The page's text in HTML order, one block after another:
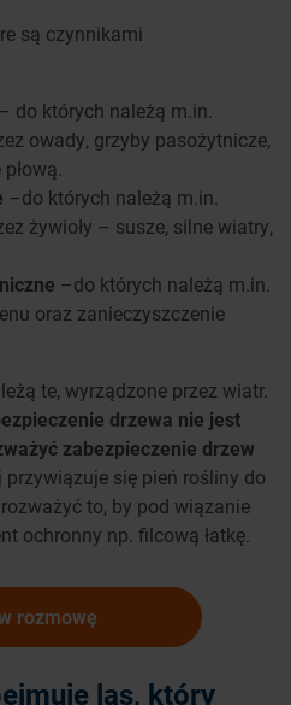
są czynnikami
– do których należą m.in.
owady, grzyby pasożytnicze,
–do których należą m.in.
żywioły – susze, silne wiatry,
–do których należą m.in.
oraz zanieczyszczenie
te, wyrządzone przez wiatr.
drzewa nie jest
zabezpieczenie drzew
przywiązuje się pień rośliny do
to, by pod wiązanie
ochronny np. filcową łatkę.
rozmowę
las, który